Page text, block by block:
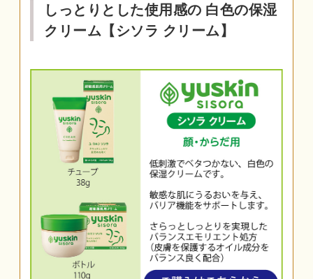
しっとりとした使用感の 白色の保湿
クリーム【シソラ クリーム】